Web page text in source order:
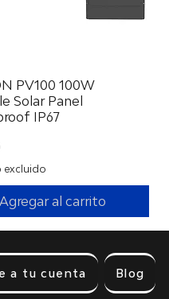
Vista rápida
PV100 100W
Solar Panel
IP67
excluido
Agregar al carrito
a tu cuenta Blog